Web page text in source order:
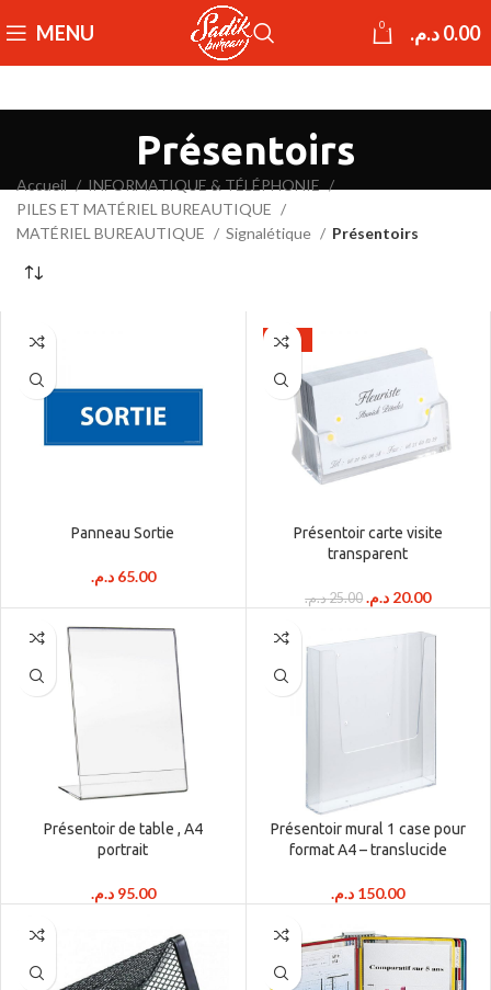
MENU 0 0.00د.م.
Présentoirs
Accueil
INFORMATIQUE & TÉLÉPHONIE
PILES ET MATÉRIEL BUREAUTIQUE
MATÉRIEL BUREAUTIQUE
Signalétique Présentoirs
Panneau Sortie
65.00 د.م.
-20%
Présentoir carte visite
transparent
25.00د.م.
Le
initial
20.00 د.م.
Le
actuel
Présentoir de table , A4
portrait
95.00 د.م.
Présentoir mural 1 case pour
format A4 – translucide
150.00 د.م.